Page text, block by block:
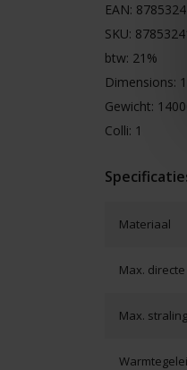
EAN:
SKU:
btw: 21%
Dimensions:
Gewicht:
Colli: 1
Materiaal
Max.
Max.